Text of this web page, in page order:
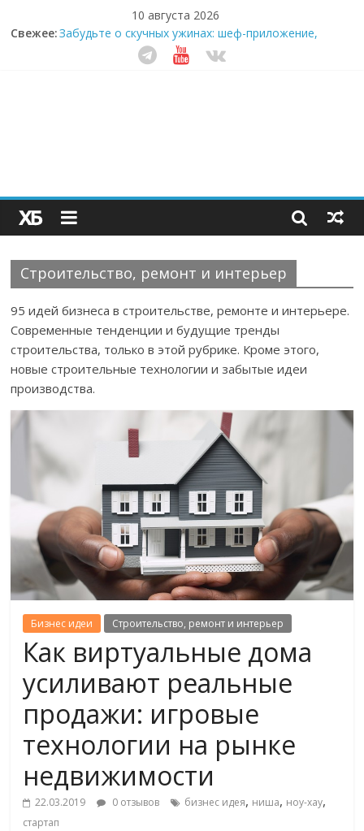
10 августа 2026
Свежее:Забудьте о скучных ужинах: шеф-приложение,
которое видит вашу еду насквозь
Небо зовёт: как бизнес на полётах дронов и
Секрет супергидратации: почему кокосовая вода с
пребиотиками становится главным трендом
здорового питания
Строительство, ремонт и интерьер
95 идей бизнеса в строительстве, ремонте и интерьере.
Современные тенденции и будущие тренды
строительства, только в этой рубрике. Кроме этого,
новые строительные технологии и забытые идеи
производства.
Бизнес идеи Строительство, ремонт и интерьер
Как виртуальные дома
усиливают реальные
продажи: игровые
технологии на рынке
недвижимости
22.03.2019 0 отзывов бизнес идея, ниша, ноу-хау,
стартап